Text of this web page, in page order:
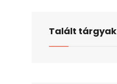
Talált tárgyak